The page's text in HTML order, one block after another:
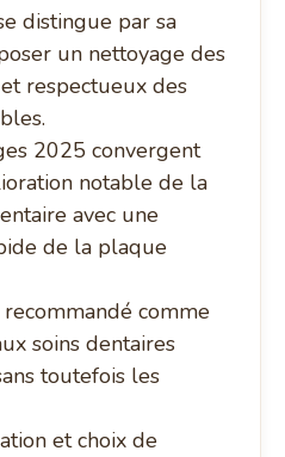
distingue par sa
un nettoyage des
respectueux des
2025 convergent
notable de la
avec une
de la plaque
comme
soins dentaires
toutefois les
et choix de